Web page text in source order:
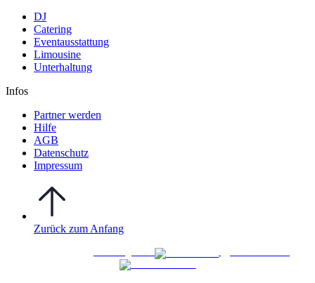
DJ
Catering
Eventausstattung
Limousine
Unterhaltung
Infos
Partner werden
Hilfe
AGB
Datenschutz
Impressum
Zurück zum Anfang